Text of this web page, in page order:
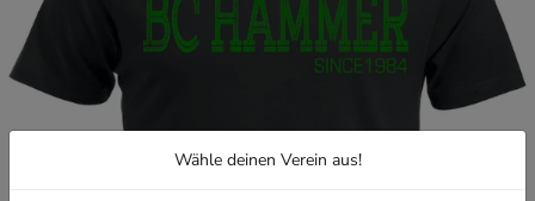
Wähle deinen Verein aus!